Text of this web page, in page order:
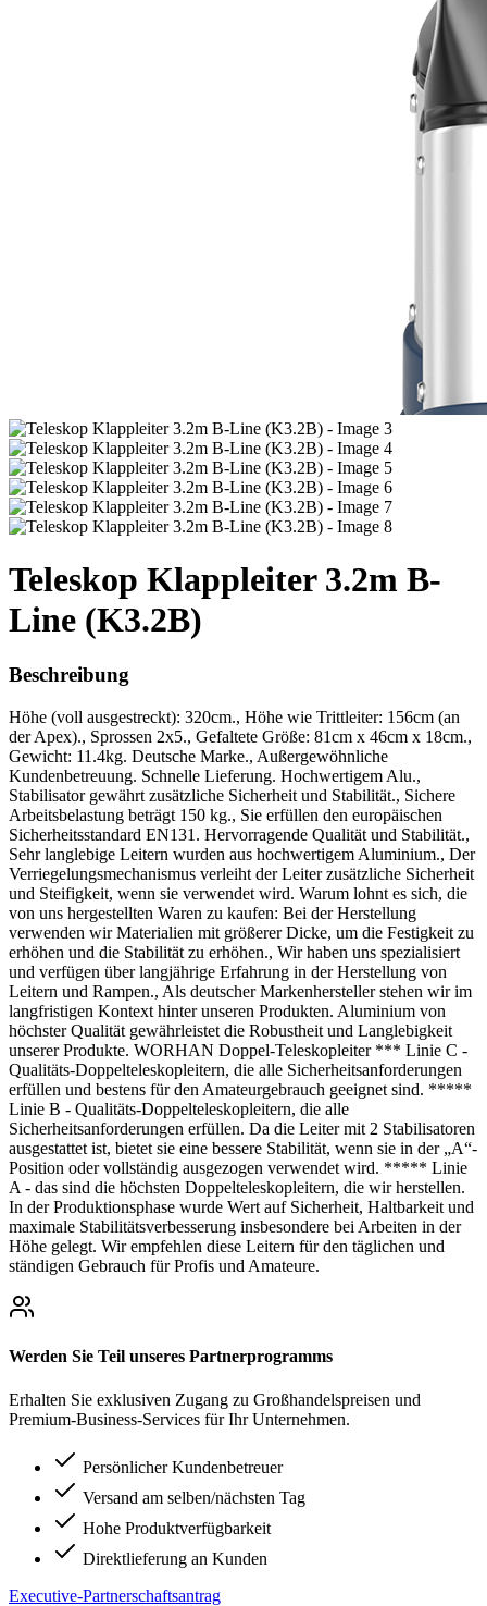
Teleskop Klappleiter 3.2m B-
Line (K3.2B)
Beschreibung
Höhe (voll ausgestreckt): 320cm., Höhe wie Trittleiter: 156cm (an
der Apex)., Sprossen 2x5., Gefaltete Größe: 81cm x 46cm x 18cm.,
Gewicht: 11.4kg. Deutsche Marke., Außergewöhnliche
Kundenbetreuung. Schnelle Lieferung. Hochwertigem Alu.,
Stabilisator gewährt zusätzliche Sicherheit und Stabilität., Sichere
Arbeitsbelastung beträgt 150 kg., Sie erfüllen den europäischen
Sicherheitsstandard EN131. Hervorragende Qualität und Stabilität.,
Sehr langlebige Leitern wurden aus hochwertigem Aluminium., Der
Verriegelungsmechanismus verleiht der Leiter zusätzliche Sicherheit
und Steifigkeit, wenn sie verwendet wird. Warum lohnt es sich, die
von uns hergestellten Waren zu kaufen: Bei der Herstellung
verwenden wir Materialien mit größerer Dicke, um die Festigkeit zu
erhöhen und die Stabilität zu erhöhen., Wir haben uns spezialisiert
und verfügen über langjährige Erfahrung in der Herstellung von
Leitern und Rampen., Als deutscher Markenhersteller stehen wir im
langfristigen Kontext hinter unseren Produkten. Aluminium von
höchster Qualität gewährleistet die Robustheit und Langlebigkeit
unserer Produkte. WORHAN Doppel-Teleskopleiter *** Linie C -
Qualitäts-Doppelteleskopleitern, die alle Sicherheitsanforderungen
erfüllen und bestens für den Amateurgebrauch geeignet sind. *****
Linie B - Qualitäts-Doppelteleskopleitern, die alle
Sicherheitsanforderungen erfüllen. Da die Leiter mit 2 Stabilisatoren
ausgestattet ist, bietet sie eine bessere Stabilität, wenn sie in der „A“-
Position oder vollständig ausgezogen verwendet wird. ***** Linie
A - das sind die höchsten Doppelteleskopleitern, die wir herstellen.
In der Produktionsphase wurde Wert auf Sicherheit, Haltbarkeit und
maximale Stabilitätsverbesserung insbesondere bei Arbeiten in der
Höhe gelegt. Wir empfehlen diese Leitern für den täglichen und
ständigen Gebrauch für Profis und Amateure.
Werden Sie Teil unseres Partnerprogramms
Erhalten Sie exklusiven Zugang zu Großhandelspreisen und
Premium-Business-Services für Ihr Unternehmen.
Persönlicher Kundenbetreuer
Versand am selben/nächsten Tag
Hohe Produktverfügbarkeit
Direktlieferung an Kunden
Executive-Partnerschaftsantrag